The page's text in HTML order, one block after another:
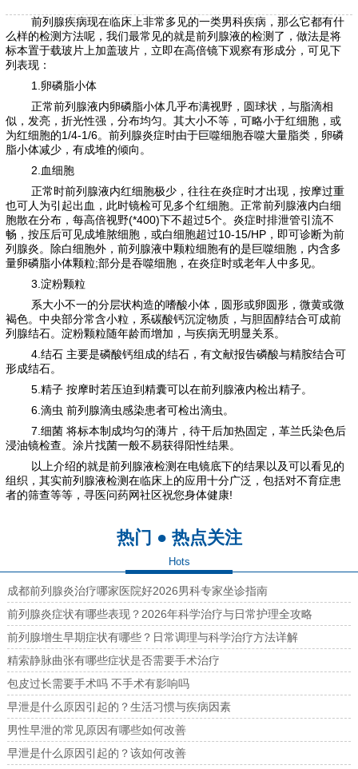
前列腺疾病现在临床上非常多见的一类男科疾病，那么它都有什
么样的检测方法呢，我们最常见的就是前列腺液的检测了，做法是将
标本置于载玻片上加盖玻片，立即在高倍镜下观察有形成分，可见下
列表现：
1.卵磷脂小体
正常前列腺液内卵磷脂小体几乎布满视野，圆球状，与脂滴相
似，发亮，折光性强，分布均匀。其大小不等，可略小于红细胞，或
为红细胞的1/4-1/6。前列腺炎症时由于巨噬细胞吞噬大量脂类，卵磷
脂小体减少，有成堆的倾向。
2.血细胞
正常时前列腺液内红细胞极少，往往在炎症时才出现，按摩过重
也可人为引起出血，此时镜检可见多个红细胞。正常前列腺液内白细
胞散在分布，每高倍视野(*400)下不超过5个。炎症时排泄管引流不
畅，按压后可见成堆脓细胞，或白细胞超过10-15/HP，即可诊断为前
列腺炎。除白细胞外，前列腺液中颗粒细胞有的是巨噬细胞，内含多
量卵磷脂小体颗粒;部分是吞噬细胞，在炎症时或老年人中多见。
3.淀粉颗粒
系大小不一的分层状构造的嗜酸小体，圆形或卵圆形，微黄或微
褐色。中央部分常含小粒，系碳酸钙沉淀物质，与胆固醇结合可成前
列腺结石。淀粉颗粒随年龄而增加，与疾病无明显关系。
4.结石 主要是磷酸钙组成的结石，有文献报告磷酸与精胺结合可
形成结石。
5.精子 按摩时若压迫到精囊可以在前列腺液内检出精子。
6.滴虫 前列腺滴虫感染患者可检出滴虫。
7.细菌 将标本制成均匀的薄片，待干后加热固定，革兰氏染色后
浸油镜检查。涂片找菌一般不易获得阳性结果。
以上介绍的就是前列腺液检测在电镜底下的结果以及可以看见的
组织，其实前列腺液检测在临床上的应用十分广泛，包括对不育症患
者的筛查等等，寻医问药网社区祝您身体健康!
热门 ● 热点关注
Hots
成都前列腺炎治疗哪家医院好2026男科专家坐诊指南
前列腺炎症状有哪些表现？2026年科学治疗与日常护理全攻略
前列腺增生早期症状有哪些？日常调理与科学治疗方法详解
精索静脉曲张有哪些症状是否需要手术治疗
包皮过长需要手术吗 不手术有影响吗
早泄是什么原因引起的？生活习惯与疾病因素
男性早泄的常见原因有哪些如何改善
早泄是什么原因引起的？该如何改善